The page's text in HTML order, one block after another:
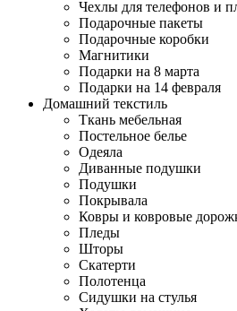
Чехлы для телефонов и
Подарочные пакеты
Подарочные коробки
Магнитики
Подарки на 8 марта
Подарки на 14 февраля
Домашний текстиль
Ткань мебельная
Постельное белье
Одеяла
Диванные подушки
Подушки
Покрывала
Ковры и ковровые
Пледы
Шторы
Скатерти
Полотенца
Сидушки на стулья